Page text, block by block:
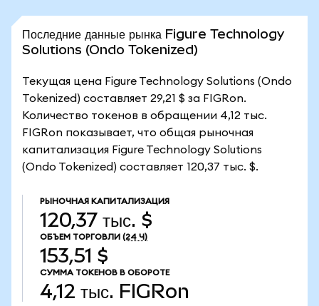
Последние данные рынка Figure Technology
Solutions (Ondo Tokenized)
Текущая цена Figure Technology Solutions (Ondo
Tokenized) составляет 29,21 $ за FIGRon.
Количество токенов в обращении 4,12 тыс.
FIGRon показывает, что общая рыночная
капитализация Figure Technology Solutions
(Ondo Tokenized) составляет 120,37 тыс. $.
РЫНОЧНАЯ КАПИТАЛИЗАЦИЯ
120,37 тыс. $
ОБЪЕМ ТОРГОВЛИ (24 Ч)
153,51 $
СУММА ТОКЕНОВ В ОБОРОТЕ
4,12 тыс. FIGRon